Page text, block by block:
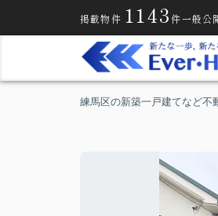
掲載物件 1143件一般公
練馬区の新築一戸建てなど不